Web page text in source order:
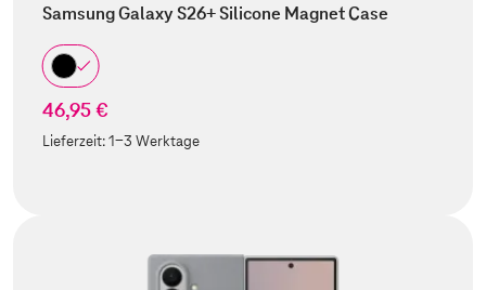
Samsung Galaxy S26+ Silicone Magnet Case
46,95 €
Lieferzeit:1-3 Werktage